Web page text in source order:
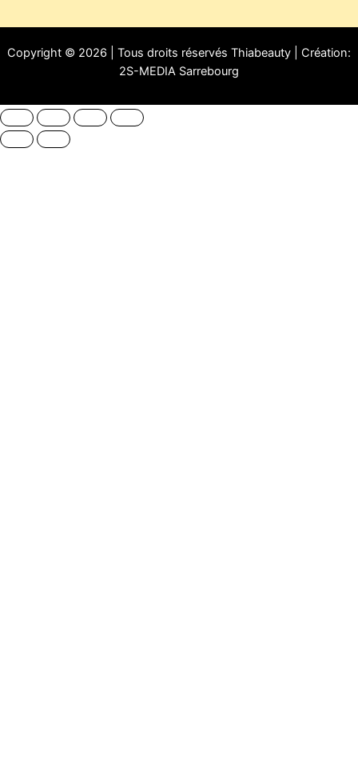
Copyright © 2026 | Tous droits réservés Thiabeauty | Création:
2S-MEDIA Sarrebourg